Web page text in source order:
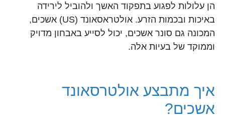
הן עלולות לפגוע בתפקוד האשך ולהוביל לירידה
באיכות ובכמות הזרע. אולטראסאונד (US) אשכים,
המכונה גם סונר אשכים, יכול לסייע באבחון מדויק
וממוקד של בעיות אלה.
איך מתבצע אולטרסאונד
אשכים?